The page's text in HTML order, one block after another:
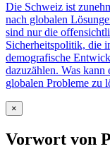
Die Schweiz ist
nach globalen
sind nur die
Sicherheitspolitik, die
demografische
dazuzählen. Was kann
globalen Probleme zu
×
Vorwort von